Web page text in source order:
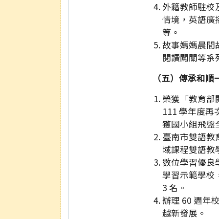
外籍教師駐校
情境，英語廣
等。
故事媽媽晨間
閱讀闖關等系
（五）傳承和
榮獲「教育部
111 學年度再
獲國小組飛盤
臺南市雙語教
域課程雙語教
數位學習優良
學習示範學校
3 名。
辦理 60 週年
越新發展。